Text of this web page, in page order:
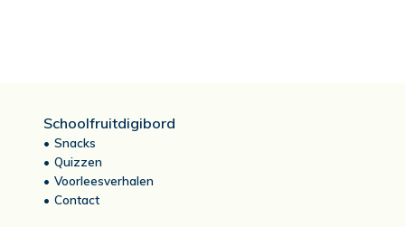
Schoolfruitdigibord
Snacks
Quizzen
Voorleesverhalen
Contact